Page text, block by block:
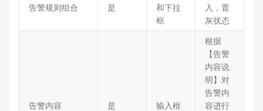
告警规则组合 是
和下拉
框
入，置
灰状态
告警内容 是 输入框
根据
【告警
内容说
明】对
告警内
容进行